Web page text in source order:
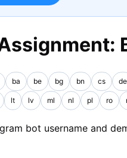
ba be bg bn cs de
lt lv ml nl pl ro
bot username and